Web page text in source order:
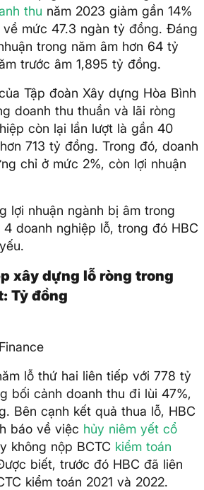
thu năm 2023 giảm gần 14%
về mức 47.3 ngàn tỷ đồng. Đáng
trong năm âm hơn 64 tỷ
trước âm 1,895 tỷ đồng.
Tập đoàn Xây dựng Hòa Bình
doanh thu thuần và lãi ròng
còn lại lần lượt là gần 40
713 tỷ đồng. Trong đó, doanh
chỉ ở mức 2%, còn lợi nhuận
lợi nhuận ngành bị âm trong
doanh nghiệp lỗ, trong đó HBC
xây dựng lỗ ròng trong
Tỷ đồng
lỗ thứ hai liên tiếp với 778 tỷ
bối cảnh doanh thu đi lùi 47%,
Bên cạnh kết quả thua lỗ, HBC
báo về việc hủy niêm yết cổ
không nộp BCTC kiểm toán
biết, trước đó HBC đã liên
kiểm toán 2021 và 2022.